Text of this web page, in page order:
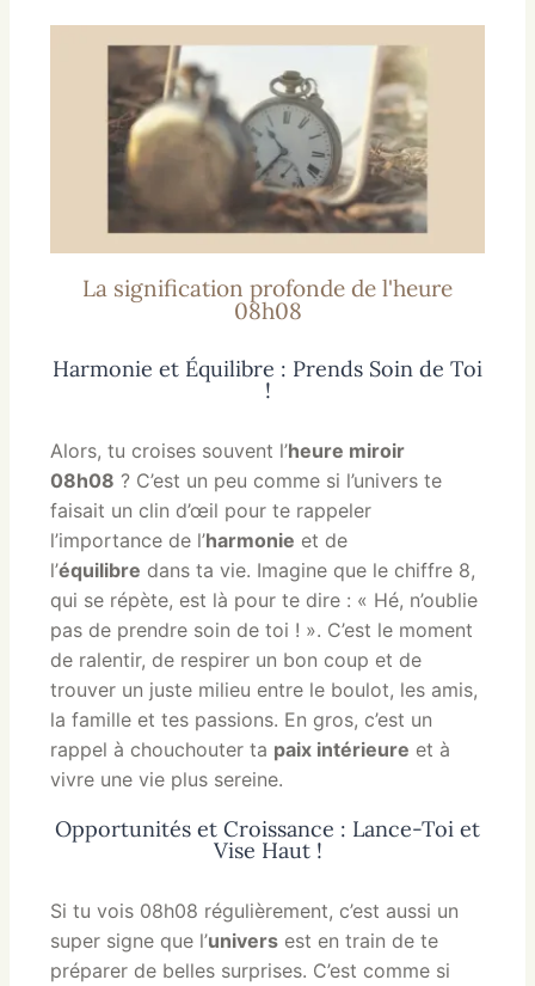
La signification profonde de l'heure
08h08
Harmonie et Équilibre : Prends Soin de Toi
!
Alors, tu croises souvent l’heure miroir
08h08 ? C’est un peu comme si l’univers te
faisait un clin d’œil pour te rappeler
l’importance de l’harmonie et de
l’équilibre dans ta vie. Imagine que le chiffre 8,
qui se répète, est là pour te dire : « Hé, n’oublie
pas de prendre soin de toi ! ». C’est le moment
de ralentir, de respirer un bon coup et de
trouver un juste milieu entre le boulot, les amis,
la famille et tes passions. En gros, c’est un
rappel à chouchouter ta paix intérieure et à
vivre une vie plus sereine.
Opportunités et Croissance : Lance-Toi et
Vise Haut !
Si tu vois 08h08 régulièrement, c’est aussi un
super signe que l’univers est en train de te
préparer de belles surprises. C’est comme si